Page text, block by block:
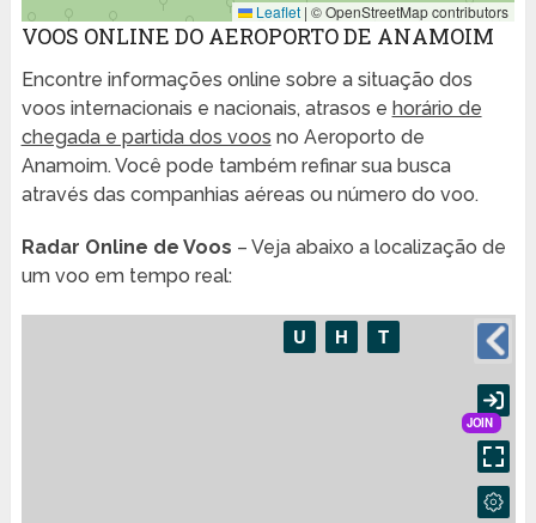
Leaflet | © OpenStreetMap contributors
VOOS ONLINE DO AEROPORTO DE ANAMOIM
Encontre informações online sobre a situação dos
voos internacionais e nacionais, atrasos e horário de
chegada e partida dos voos no Aeroporto de
Anamoim. Você pode também refinar sua busca
através das companhias aéreas ou número do voo.
Radar Online de Voos – Veja abaixo a localização de
um voo em tempo real: